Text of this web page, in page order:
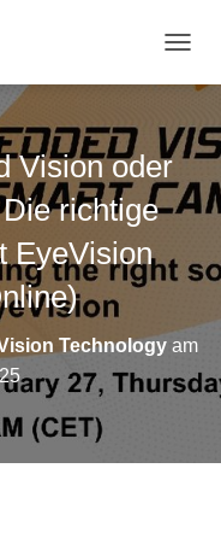
A
I
G
T
N
S
H
Vision oder
richtige
EyeVision
Technology am